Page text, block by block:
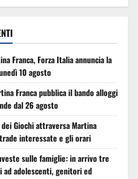
Franca, Forza Italia annuncia la
10 agosto
Franca pubblica il bando alloggi
dal 26 agosto
Giochi attraversa Martina
interessate e gli orari
sulle famiglie: in arrivo tre
ad adolescenti, genitori ed